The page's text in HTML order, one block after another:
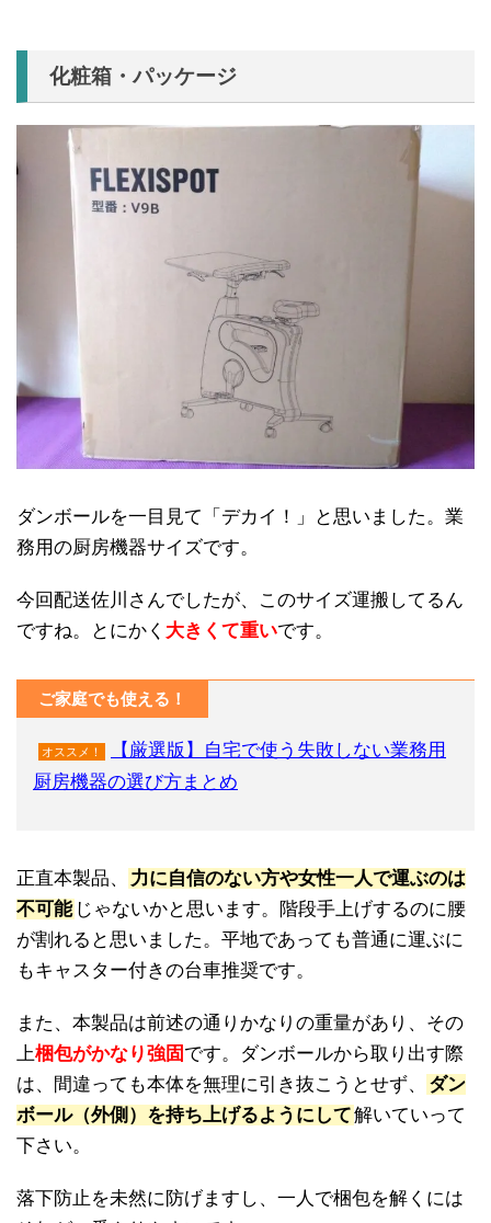
化粧箱・パッケージ
ダンボールを一目見て「デカイ！」と思いました。業
務用の厨房機器サイズです。
今回配送佐川さんでしたが、このサイズ運搬してるん
ですね。とにかく 大きくて重いです。
ご家庭でも使える！
オススメ！
【厳選版】自宅で使う失敗しない業務用
厨房機器の選び方まとめ
正直本製品、
力に自信のない方や女性一人で運ぶのは
不可能 じゃないかと思います。階段手上げするのに腰
が割れると思いました。平地であっても普通に運ぶに
もキャスター付きの台車推奨です。
また、本製品は前述の通りかなりの重量があり、その
上梱包がかなり強固 です。ダンボールから取り出す際
は、間違っても本体を無理に引き抜こうとせず、
ダン
ボール（外側）を持ち上げるようにして解いていって
下さい。
落下防止を未然に防げますし、一人で梱包を解くには